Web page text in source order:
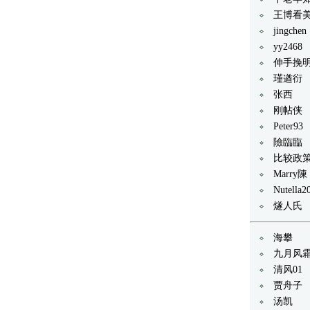
王博看
jingchen
yy2468
伸手挽
瑾遒衍
张西
刚帖侠
Peter93
險臨臨
比较政
Marry陳
燧人氏
海攀
九月风
清风01
贾舟子
汤凯